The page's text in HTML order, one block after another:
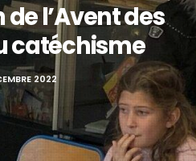
l’Avent des
catéchisme
2022